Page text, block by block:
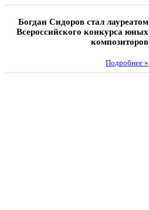
Богдан Сидоров стал лауреатом
Всероссийского конкурса юных
композиторов
Подробнее »